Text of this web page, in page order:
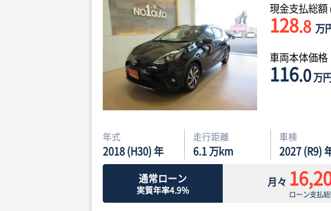
現金支払総額
128.8 万
車両本体価格
116.0万
年式
2018 (H30) 年
走行距離
6.1万km
車検
2027 (R9)
通常ローン
実質年率4.9%
月々
ローン支払